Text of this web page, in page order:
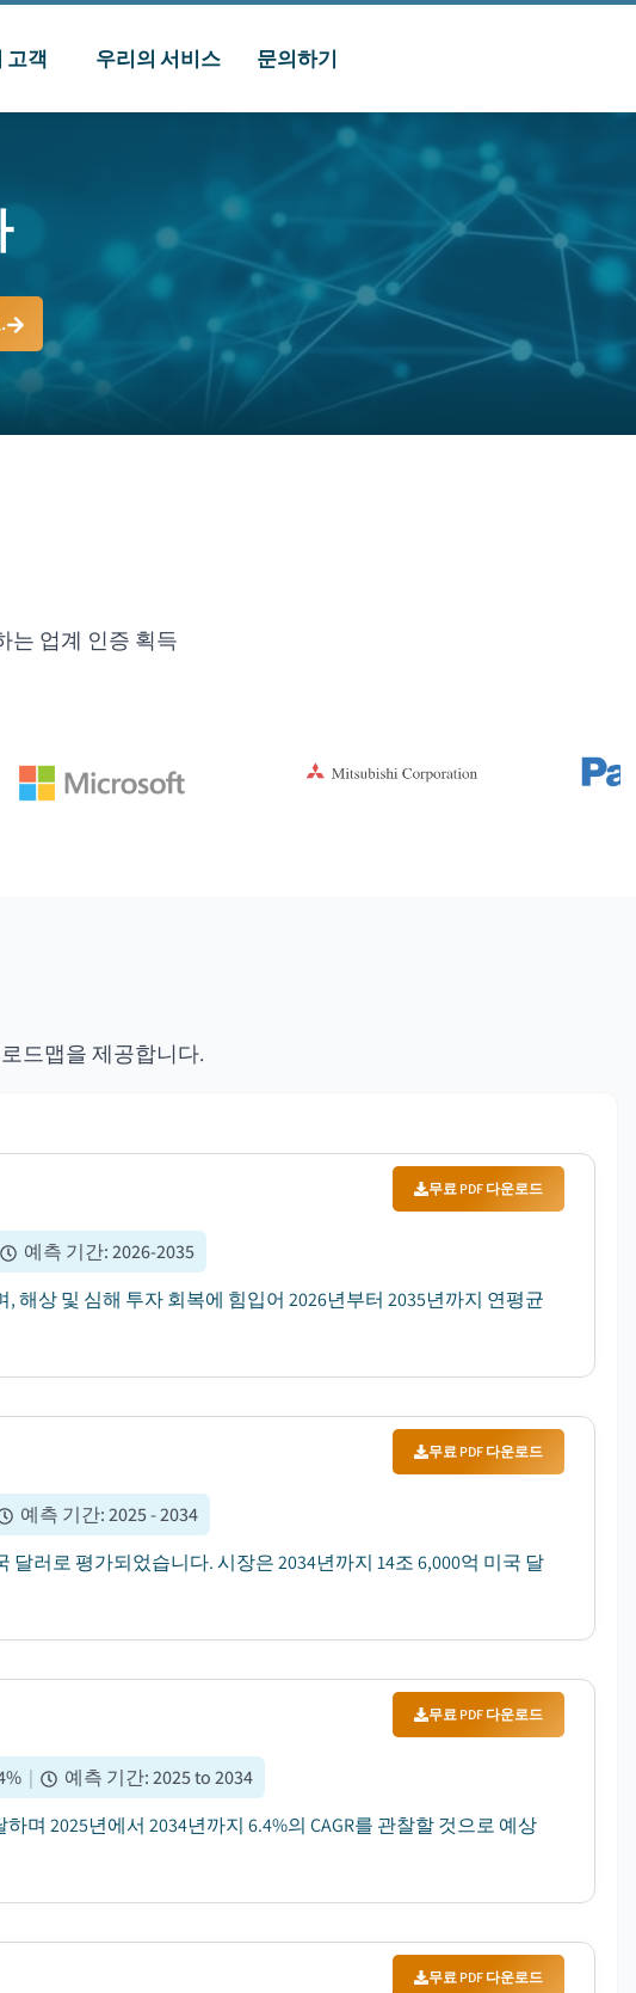
고객 우리의 서비스 문의하기
는 업계 인증 획득
드맵을 제공합니다.
무료 PDF 다운로드
예측 기간:2026-2035
해상 및 심해 투자 회복에 힘입어 2026년부터 2035년까지 연평균
무료 PDF 다운로드
예측 기간:2025 - 2034
달러로 평가되었습니다. 시장은 2034년까지 14조 6,000억 미국 달
무료 PDF 다운로드
% | 예측 기간:2025 to 2034
며 2025년에서 2034년까지 6.4%의 CAGR를 관찰할 것으로 예상
무료 PDF 다운로드